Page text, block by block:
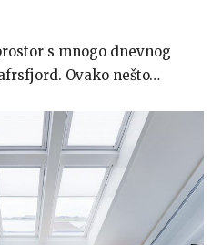
s mnogo dnevnog
Ovako nešto…